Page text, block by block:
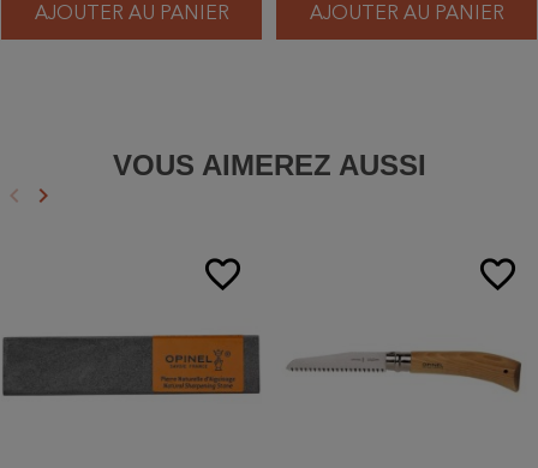
AJOUTER AU PANIER AJOUTER AU PANIER
VOUS AIMEREZ AUSSI
Précédent
keyboard_arrow_left Suivant
keyboard_arrow_right
favorite_border favorite_border